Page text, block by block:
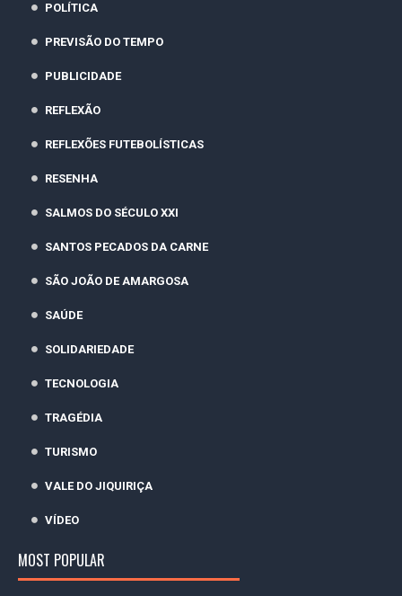
POLÍTICA
PREVISÃO DO TEMPO
PUBLICIDADE
REFLEXÃO
REFLEXÕES FUTEBOLÍSTICAS
RESENHA
SALMOS DO SÉCULO XXI
SANTOS PECADOS DA CARNE
SÃO JOÃO DE AMARGOSA
SAÚDE
SOLIDARIEDADE
TECNOLOGIA
TRAGÉDIA
TURISMO
VALE DO JIQUIRIÇA
VÍDEO
MOST POPULAR